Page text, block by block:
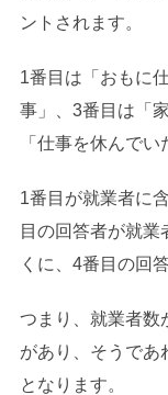
ントされます。
1番目は「おもに
事」、3番目は「
「仕事を休んでい
1番目が就業者に
目の回答者が就業
くに、4番目の回
つまり、就業者数
があり、そうであ
となります。